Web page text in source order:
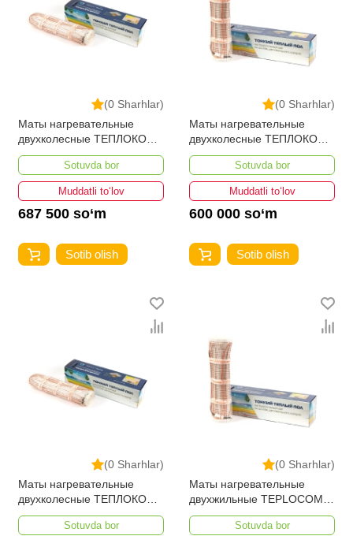
(0 Sharhlar)
Маты нагревательные
двухколесные ТЕПЛОКОМ
МНД-2,5-400 ВТ
Sotuvda bor
Muddatli to‘lov
687 500 so‘m
Sotib olish
(0 Sharhlar)
Маты нагревательные
двухколесные ТЕПЛОКОМ
МНД-2,0-320 ВТ
Sotuvda bor
Muddatli to‘lov
600 000 so‘m
Sotib olish
(0 Sharhlar)
Маты нагревательные
двухколесные ТЕПЛОКОМ
МНД-1,5-240 ВТ
Sotuvda bor
(0 Sharhlar)
Маты нагревательные
двухжильные TEPLOCOM
МНД-1,0-160 ВТ
Sotuvda bor